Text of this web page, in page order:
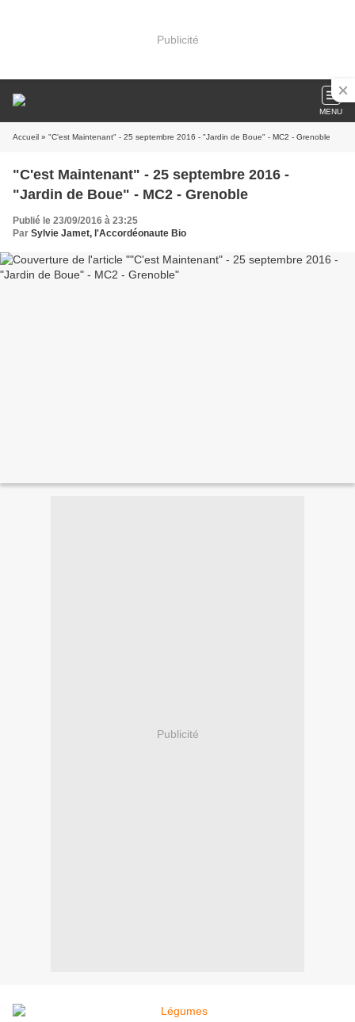
Publicité
MENU
Accueil » "C'est Maintenant" - 25 septembre 2016 - "Jardin de Boue" - MC2 - Grenoble
"C'est Maintenant" - 25 septembre 2016 -
"Jardin de Boue" - MC2 - Grenoble
Publié le 23/09/2016 à 23:25
Par Sylvie Jamet, l'Accordéonaute Bio
Publicité